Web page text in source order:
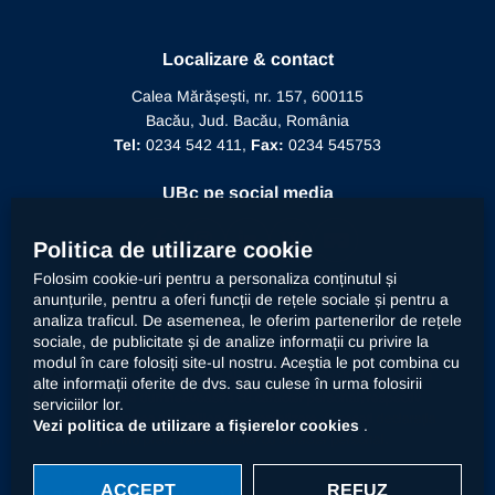
Editura Alma Mater
Relații internaționale
Informații de interes public
Recunoaștere funcție didactică
Recunoaștere conducător doctorat
Localizare & contact
Calea Mărășești, nr. 157, 600115
Bacău, Jud. Bacău, România
Tel: 0234 542 411, Fax: 0234 545753
UBc pe social media
Contact
Universitatea „Vasile Alecsandri” din Bacău prelucrează
datele dumneavoastră cu caracter personal, respectiv
imaginea prin mijloace automatizate. Accesați
Politica de utilizare cookie
Folosim cookie-uri pentru a personaliza conținutul și
anunțurile, pentru a oferi funcții de rețele sociale și pentru a
analiza traficul. De asemenea, le oferim partenerilor de rețele
sociale, de publicitate și de analize informații cu privire la
modul în care folosiți site-ul nostru. Aceștia le pot combina cu
alte informații oferite de dvs. sau culese în urma folosirii
serviciilor lor.
Vezi politica de utilizare a fișierelor cookies .
ACCEPT REFUZ